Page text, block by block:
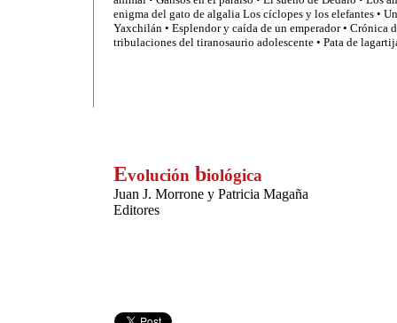
enigma del gato de algalia Los cíclopes y los elefantes •
Yaxchilán • Esplendor y caída de un emperador• Crónica
tribulaciones del tiranosaurio adolescente • Pata de
Evolución biológica
Juan J. Morrone y Patricia Magaña
Editores